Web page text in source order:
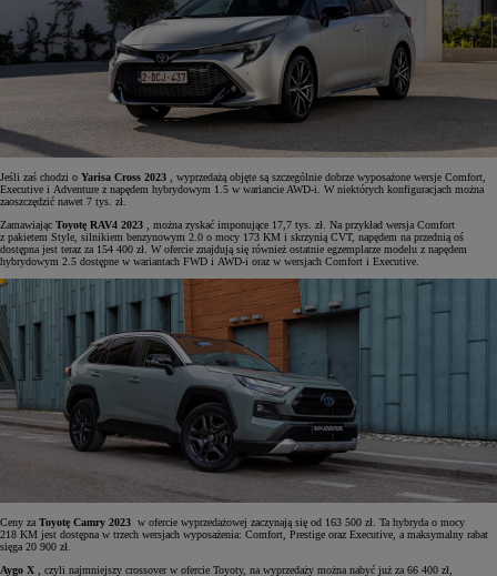
Jeśli zaś chodzi o Yarisa Cross 2023
, wyprzedażą objęte są szczególnie dobrze wyposażone wersje Comfort,
Executive i Adventure z napędem hybrydowym 1.5 w wariancie AWD-i. W niektórych konfiguracjach można
zaoszczędzić nawet 7 tys. zł.
Zamawiając Toyotę RAV4 2023
, można zyskać imponujące 17,7 tys. zł. Na przykład wersja Comfort
z pakietem Style, silnikiem benzynowym 2.0 o mocy 173 KM i skrzynią CVT, napędem na przednią oś
dostępna jest teraz za 154 400 zł. W ofercie znajdują się również ostatnie egzemplarze modelu z napędem
hybrydowym 2.5 dostępne w wariantach FWD i AWD-i oraz w wersjach Comfort i Executive.
Ceny za Toyotę Camry 2023 w ofercie wyprzedażowej zaczynają się od 163 500 zł. Ta hybryda o mocy
218 KM jest dostępna w trzech wersjach wyposażenia: Comfort, Prestige oraz Executive, a maksymalny rabat
sięga 20 900 zł.
Aygo X
, czyli najmniejszy crossover w ofercie Toyoty, na wyprzedaży można nabyć już za 66 400 zł,